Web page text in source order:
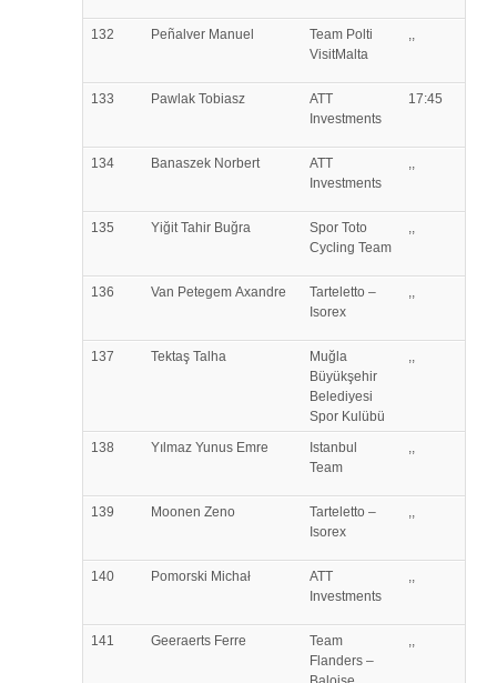
132 Peñalver Manuel
Team Polti
VisitMalta
,,
133 Pawlak Tobiasz
ATT
Investments
17:45
134 Banaszek Norbert
ATT
Investments
,,
135 YiğitTahir Buğra
Spor Toto
Cycling Team
,,
136 Van Petegem Axandre
Tarteletto –
Isorex
,,
137 Tektaş Talha
Muğla
Büyükşehir
Belediyesi
Spor Kulübü
,,
138 Yılmaz Yunus Emre
Istanbul
Team
,,
139 Moonen Zeno
Tarteletto –
Isorex
,,
140 Pomorski Michał
ATT
Investments
,,
141 Geeraerts Ferre
Team
Flanders –
,,